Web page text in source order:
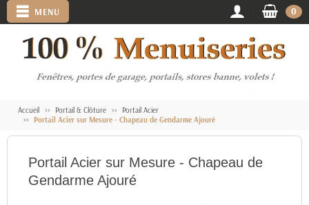
MENU 0
Accueil Portail & Clôture
Portail Acier
Portail Acier sur Mesure - Chapeau de Gendarme Ajouré
Portail Acier sur Mesure - Chapeau de
Gendarme Ajouré